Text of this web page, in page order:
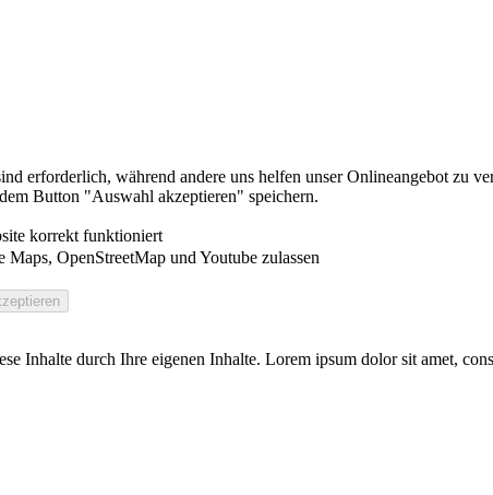
erforderlich, während andere uns helfen unser Onlineangebot zu
Button "Auswahl akzeptieren" speichern.
korrekt funktioniert
OpenStreetMap und Youtube zulassen
Inhalte durch Ihre eigenen Inhalte. Lorem ipsum dolor sit amet,